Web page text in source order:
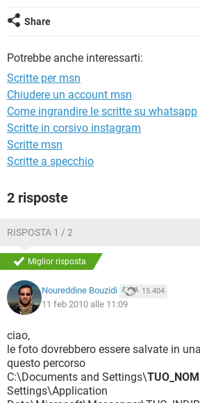
TIKTOK
INSTAGRAM
TIKTOK
HARDWARE
Share
Potrebbe anche interessarti:
Scritte per msn
Chiudere un account msn
Come ingrandire le scritte su whatsapp
Scritte in corsivo instagram
Scritte msn
Scritte a specchio
2 risposte
RISPOSTA 1 / 2
Miglior risposta
Noureddine Bouzidi 15.404
11 feb 2010 alle 11:09
ciao,
le foto dovrebbero essere salvate in
questo percorso
C:\Documents and Settings\
Settings\Application